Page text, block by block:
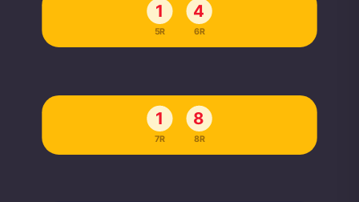
1
5R
4
6R
1
7R
8
8R